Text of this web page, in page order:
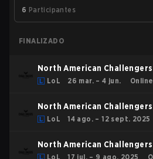
6 Participantes
FINALIZADO
North American
American Challengers
LoL 26 mar. – 4 jun. Online
North American
2025 Playoffs
LoL 14 ago. – 12 sept. 2025
North American
2025 Regular Season
LoL 17 jul. – 9 ago. 2025